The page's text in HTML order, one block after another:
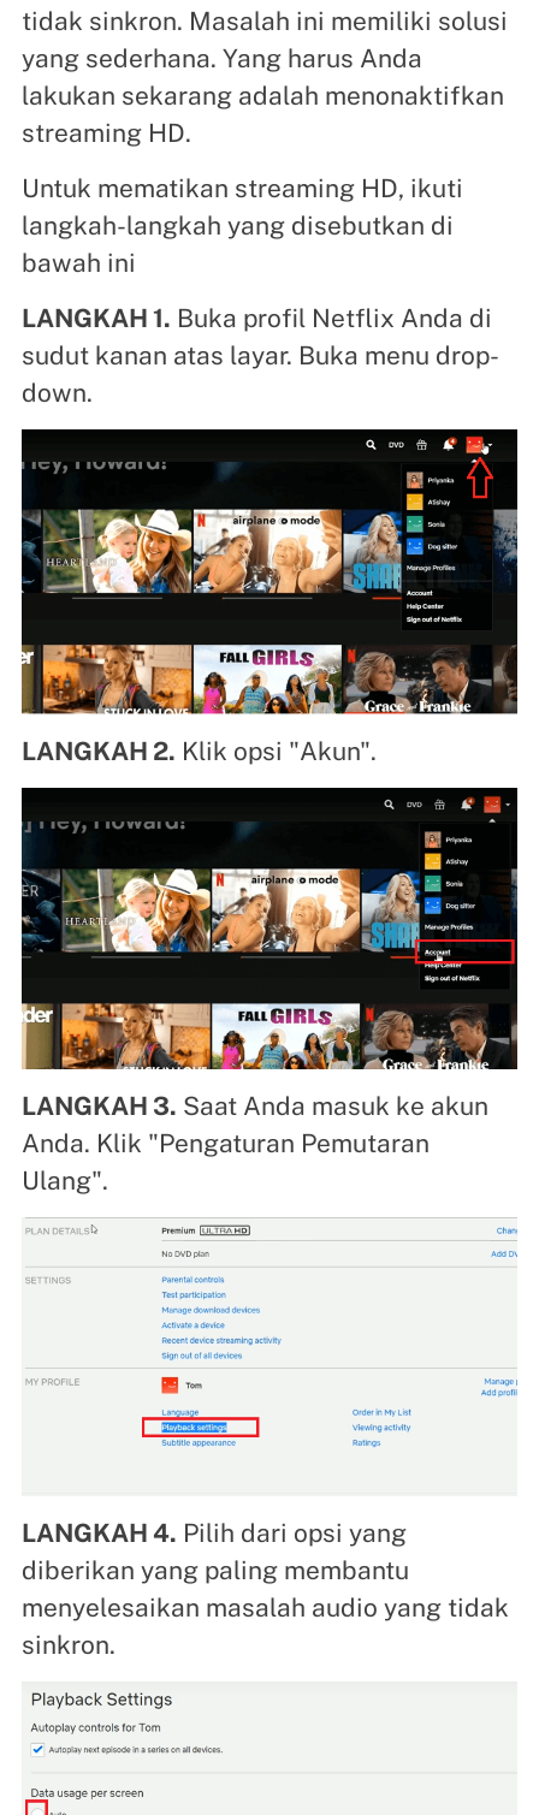
tidak sinkron. Masalah ini memiliki solusi
yang sederhana. Yang harus Anda
lakukan sekarang adalah menonaktifkan
streaming HD.
Untuk mematikan streaming HD, ikuti
langkah-langkah yang disebutkan di
bawah ini
LANGKAH 1. Buka profil Netflix Anda di
sudut kanan atas layar. Buka menu drop-
down.
LANGKAH 2. Klik opsi "Akun".
LANGKAH 3. Saat Anda masuk ke akun
Anda. Klik "Pengaturan Pemutaran
Ulang".
LANGKAH 4. Pilih dari opsi yang
diberikan yang paling membantu
menyelesaikan masalah audio yang tidak
sinkron.